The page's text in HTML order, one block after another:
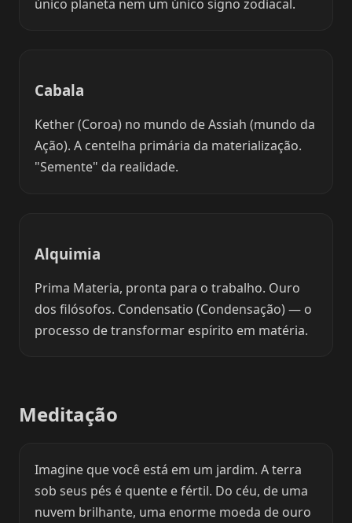
único planeta nem um único signo zodiacal.
Cabala
Kether (Coroa) no mundo de Assiah (mundo da
Ação). A centelha primária da materialização.
"Semente" da realidade.
Alquimia
Prima Materia, pronta para o trabalho. Ouro
dos filósofos. Condensatio (Condensação) — o
processo de transformar espírito em matéria.
Meditação
Imagine que você está em um jardim. A terra
sob seus pés é quente e fértil. Do céu, de uma
nuvem brilhante, uma enorme moeda de ouro